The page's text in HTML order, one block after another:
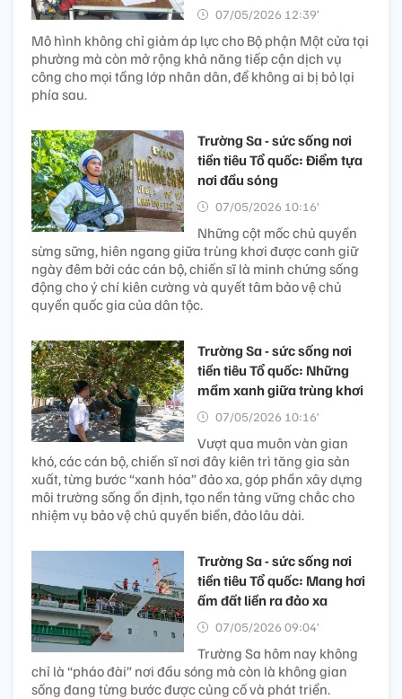
07/05/2026 12:39’
Mô hình không chỉ giảm áp lực cho Bộ phận Một cửa tại
phường mà còn mở rộng khả năng tiếp cận dịch vụ
công cho mọi tầng lớp nhân dân, để không ai bị bỏ lại
phía sau.
Trường Sa - sức sống nơi
tiền tiêu Tổ quốc: Điểm tựa
nơi đầu sóng
07/05/2026 10:16’
Những cột mốc chủ quyền
sừng sững, hiên ngang giữa trùng khơi được canh giữ
ngày đêm bởi các cán bộ, chiến sĩ là minh chứng sống
động cho ý chí kiên cường và quyết tâm bảo vệ chủ
quyền quốc gia của dân tộc.
Trường Sa - sức sống nơi
tiền tiêu Tổ quốc: Những
mầm xanh giữa trùng khơi
07/05/2026 10:16’
Vượt qua muôn vàn gian
khó, các cán bộ, chiến sĩ nơi đây kiên trì tăng gia sản
xuất, từng bước “xanh hóa” đảo xa, góp phần xây dựng
môi trường sống ổn định, tạo nền tảng vững chắc cho
nhiệm vụ bảo vệ chủ quyền biển, đảo lâu dài.
Trường Sa - sức sống nơi
tiền tiêu Tổ quốc: Mang hơi
ấm đất liền ra đảo xa
07/05/2026 09:04’
Trường Sa hôm nay không
chỉ là “pháo đài” nơi đầu sóng mà còn là không gian
sống đang từng bước được củng cố và phát triển.